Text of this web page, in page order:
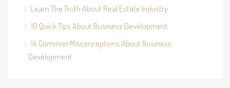
Learn The Truth About Real Estate Industry
10 Quick Tips About Business Development
14 Common Misconceptions About Business
Development